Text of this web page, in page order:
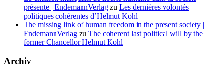
présente | EndemannVerlag zu Les dernières volontés
politiques cohérentes d’Helmut Kohl
The missing link of human freedom in the present society |
EndemannVerlag zu The coherent last political will by the
former Chancellor Helmut Kohl
Archiv